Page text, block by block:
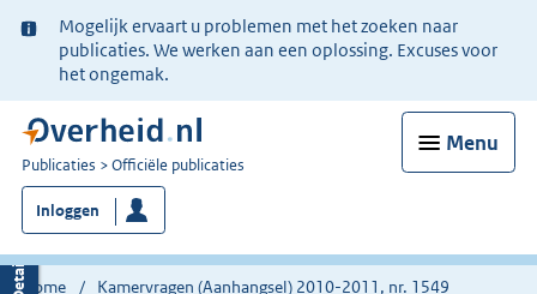
Ter
informatie:
Mogelijk ervaart u problemen met het zoeken naar
publicaties. We werken aan een oplossing. Excuses voor
het ongemak.
Menu
U
bent
nu
hier:
Publicaties Officiële publicaties
Inloggen
Home Kamervragen (Aanhangsel) 2010-2011, nr. 1549